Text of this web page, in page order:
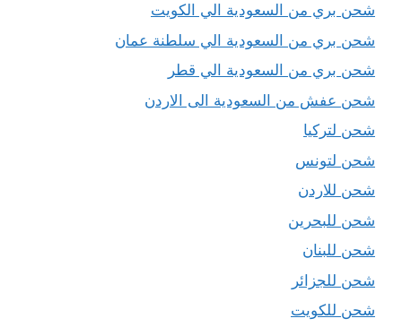
شحن بري من السعودية الي الكويت
شحن بري من السعودية الي سلطنة عمان
شحن بري من السعودية الي قطر
شحن عفش من السعودية الى الاردن
شحن لتركيا
شحن لتونس
شحن للاردن
شحن للبحرين
شحن للبنان
شحن للجزائر
شحن للكويت